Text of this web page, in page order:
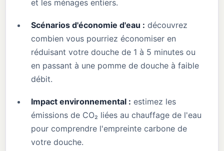
et les ménages entiers.
Scénarios d'économie d'eau : découvrez
combien vous pourriez économiser en
réduisant votre douche de 1 à 5 minutes ou
en passant à une pomme de douche à faible
débit.
Impact environnemental : estimez les
émissions de CO₂ liées au chauffage de l'eau
pour comprendre l'empreinte carbone de
votre douche.